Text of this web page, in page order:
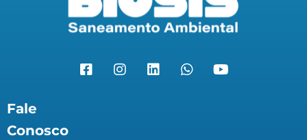
Fale
Conosco